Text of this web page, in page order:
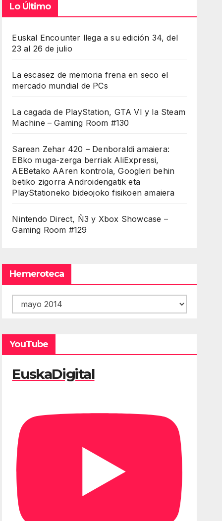
Lo Último
Euskal Encounter llega a su edición 34, del
23 al 26 de julio
La escasez de memoria frena en seco el
mercado mundial de PCs
La cagada de PlayStation, GTA VI y la Steam
Machine – Gaming Room #130
Sarean Zehar 420 – Denboraldi amaiera:
EBko muga-zerga berriak AliExpressi,
AEBetako AAren kontrola, Googleri behin
betiko zigorra Androidengatik eta
PlayStationeko bideojoko fisikoen amaiera
Nintendo Direct, Ñ3 y Xbox Showcase –
Gaming Room #129
Hemeroteca
Hemeroteca
YouTube
EuskaDigital